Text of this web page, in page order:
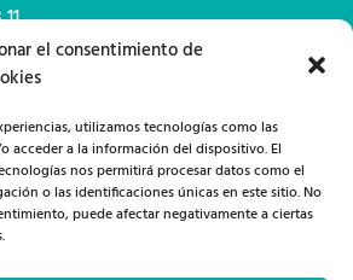
el consentimiento de
utilizamos tecnologías como las
acceder a la información del dispositivo. El
nos permitirá procesar datos como el
o las identificaciones únicas en este sitio. No
puede afectar negativamente a ciertas
Alcaide, 12 13300 Valdepeñas,